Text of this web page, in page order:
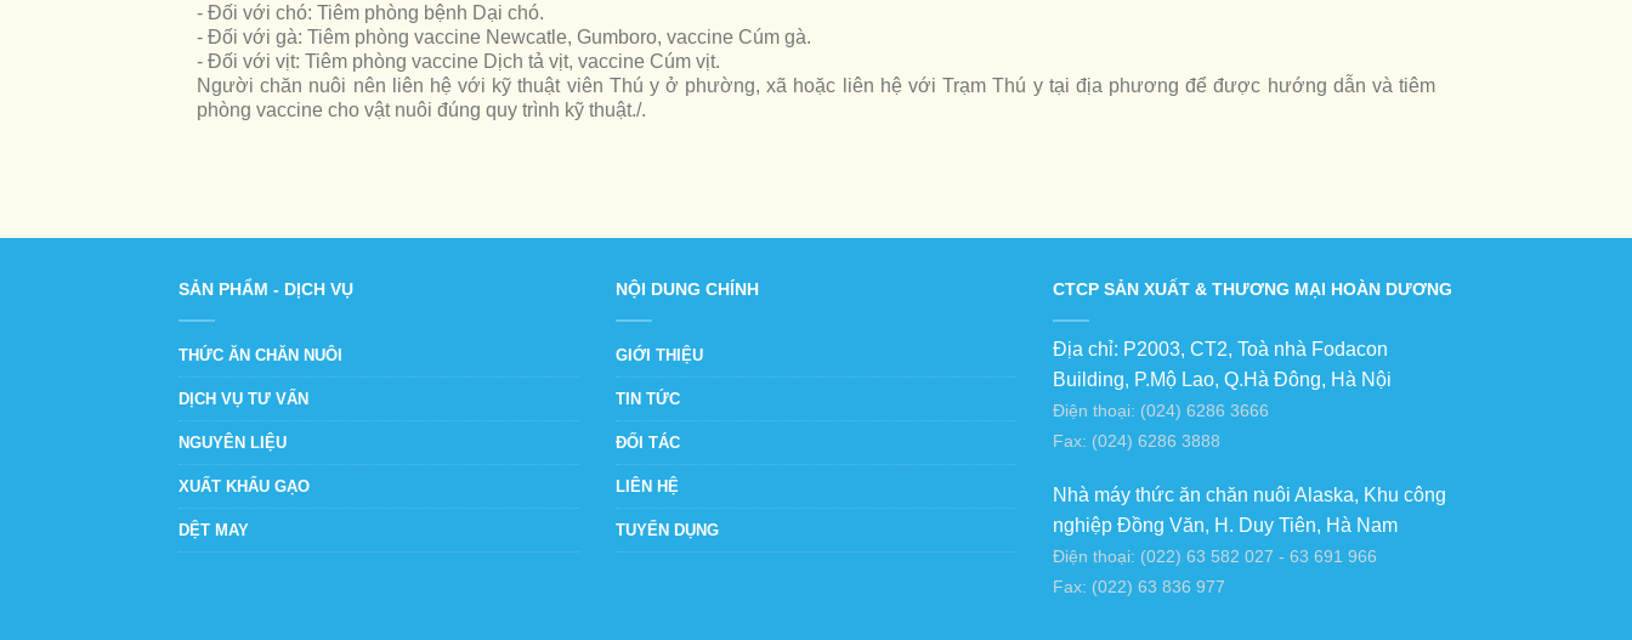
- Đối với chó: Tiêm phòng bệnh Dại chó.
- Đối với gà: Tiêm phòng vaccine Newcatle, Gumboro, vaccine Cúm gà.
- Đối với vịt: Tiêm phòng vaccine Dịch tả vịt, vaccine Cúm vịt.
Người chăn nuôi nên liên hệ với kỹ thuật viên Thú y ở phường, xã hoặc liên hệ với Trạm Thú y tại địa phương để được hướng dẫn và tiêm
phòng vaccine cho vật nuôi đúng quy trình kỹ thuật./.
SẢN PHẨM - DỊCH VỤ
THỨC ĂN CHĂN NUÔI
DỊCH VỤ TƯ VẤN
NGUYÊN LIỆU
XUẤT KHẨU GẠO
DỆT MAY
NỘI DUNG CHÍNH
GIỚI THIỆU
TIN TỨC
ĐỐI TÁC
LIÊN HỆ
TUYỂN DỤNG
CTCP SẢN XUẤT & THƯƠNG MẠI HOÀN DƯƠNG
Địa chỉ: P2003, CT2, Toà nhà Fodacon
Building, P.Mộ Lao, Q.Hà Đông, Hà Nội
Điện thoại: (024) 6286 3666
Fax: (024) 6286 3888
Nhà máy thức ăn chăn nuôi Alaska, Khu công
nghiệp Đồng Văn, H. Duy Tiên, Hà Nam
Điện thoại: (022) 63 582 027 - 63 691 966
Fax: (022) 63 836 977